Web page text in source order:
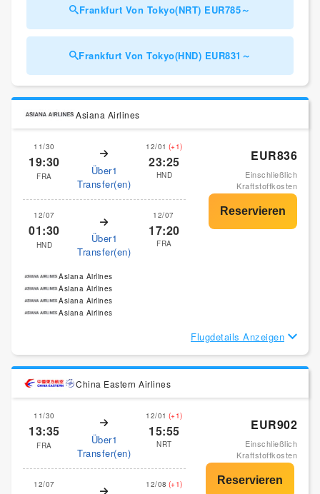
Frankfurt Von Tokyo(NRT) EUR785～
Frankfurt Von Tokyo(HND) EUR831～
Asiana Airlines
11/30
19:30
FRA
Über1
Transfer(en)
12/01 (+1)
23:25
HND
12/07
01:30
HND
Über1
Transfer(en)
12/07
17:20
FRA
EUR836
Einschließlich
Kraftstoffkosten
Asiana Airlines
Asiana Airlines
Asiana Airlines
Asiana Airlines
Flugdetails Anzeigen
China Eastern Airlines
11/30
13:35
FRA
Über1
Transfer(en)
12/01 (+1)
15:55
NRT
12/07 12/08 (+1)
EUR902
Einschließlich
Kraftstoffkosten